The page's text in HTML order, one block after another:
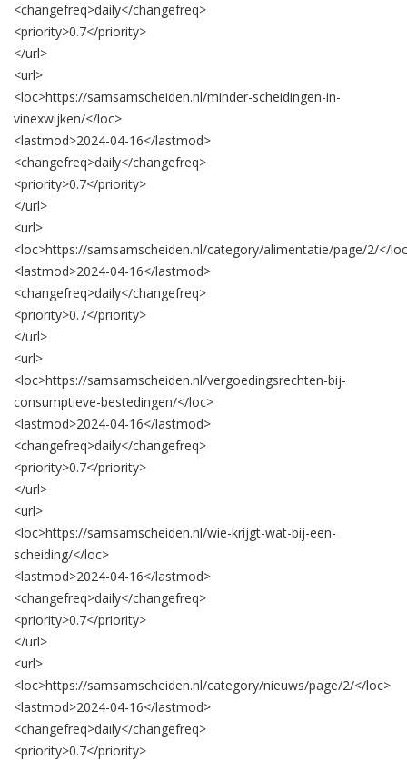
<changefreq>daily</changefreq>
<priority>0.7</priority>
</url>
<url>
<loc>https://samsamscheiden.nl/minder-scheidingen-in-
vinexwijken/</loc>
<lastmod>2024-04-16</lastmod>
<changefreq>daily</changefreq>
<priority>0.7</priority>
</url>
<url>
<loc>https://samsamscheiden.nl/category/alimentatie/page/2/</
<lastmod>2024-04-16</lastmod>
<changefreq>daily</changefreq>
<priority>0.7</priority>
</url>
<url>
<loc>https://samsamscheiden.nl/vergoedingsrechten-bij-
consumptieve-bestedingen/</loc>
<lastmod>2024-04-16</lastmod>
<changefreq>daily</changefreq>
<priority>0.7</priority>
</url>
<url>
<loc>https://samsamscheiden.nl/wie-krijgt-wat-bij-een-
scheiding/</loc>
<lastmod>2024-04-16</lastmod>
<changefreq>daily</changefreq>
<priority>0.7</priority>
</url>
<url>
<loc>https://samsamscheiden.nl/category/nieuws/page/2/</loc>
<lastmod>2024-04-16</lastmod>
<changefreq>daily</changefreq>
<priority>0.7</priority>